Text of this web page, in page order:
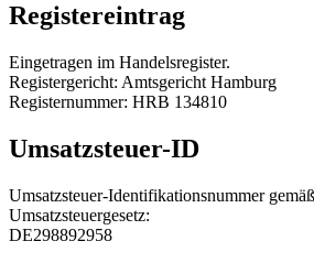
Registereintrag
Eingetragen im Handelsregister.
Registergericht: Amtsgericht Hamburg
Registernummer: HRB 134810
Umsatzsteuer-ID
Umsatzsteuer-Identifikationsnummer
Umsatzsteuergesetz:
DE298892958